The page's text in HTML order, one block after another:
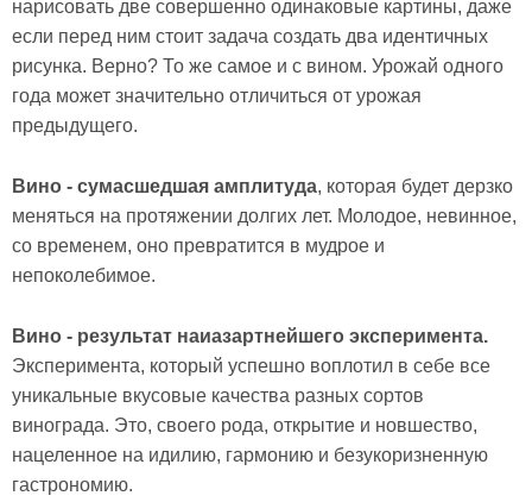
нарисовать две совершенно одинаковые картины, даже
если перед ним стоит задача создать два идентичных
рисунка. Верно? То же самое и с вином. Урожай одного
года может значительно отличиться от урожая
предыдущего.
Вино - сумасшедшая амплитуда, которая будет дерзко
меняться на протяжении долгих лет. Молодое, невинное,
со временем, оно превратится в мудрое и
непоколебимое.
Вино - результат наиазартнейшего эксперимента.
Эксперимента, который успешно воплотил в себе все
уникальные вкусовые качества разных сортов
винограда. Это, своего рода, открытие и новшество,
нацеленное на идилию, гармонию и безукоризненную
гастрономию.